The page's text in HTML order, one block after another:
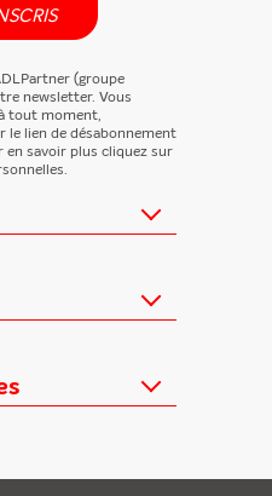
?
(groupe
newsletter. Vous
tout moment,
lien de désabonnement
en savoir plus cliquez sur